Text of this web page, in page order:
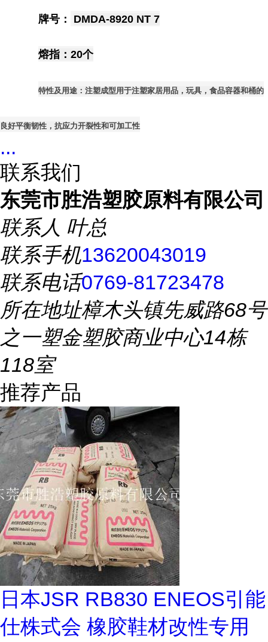
牌号： DMDA-8920 NT 7
熔指：20个
特性及用途：注塑成型用于注塑家居用品，玩具，食品容器和桶的
良好平衡韧性，抗应力开裂性和可加工性
...
联系我们
东莞市胜浩塑胶原料有限公司
联系人 叶总
联系手机13620043019
联系电话0769-81723478
所在地址樟木头镇先威路68号
之一塑金塑胶商业中心14栋
118室
推荐产品
日本JSR RB830 ENEOS引能
仕株式会 橡胶鞋材改性专用